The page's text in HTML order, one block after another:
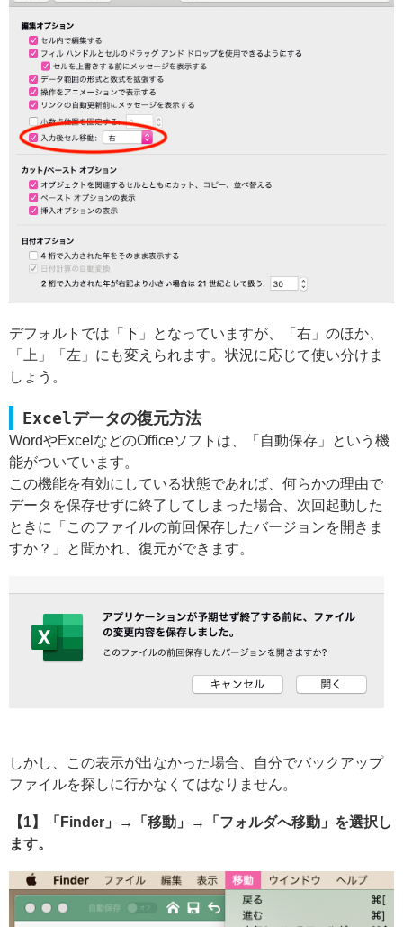
デフォルトでは「下」となっていますが、「右」のほか、
「上」「左」にも変えられます。状況に応じて使い分けま
しょう。
Excelデータの復元方法
WordやExcelなどのOfficeソフトは、「自動保存」という機
能がついています。
この機能を有効にしている状態であれば、何らかの理由で
データを保存せずに終了してしまった場合、次回起動した
ときに「このファイルの前回保存したバージョンを開きま
すか？」と聞かれ、復元ができます。
しかし、この表示が出なかった場合、自分でバックアップ
ファイルを探しに行かなくてはなりません。
【1】「Finder」→「移動」→「フォルダへ移動」を選択し
ます。